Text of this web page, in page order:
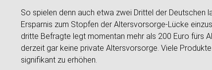
So spielen denn auch etwa zwei Drittel der Deutschen
Ersparnis zum Stopfen der Altersvorsorge-Lücke
dritte Befragte legt momentan mehr als 200 Euro fürs
derzeit gar keine private Altersvorsorge. Viele
signifikant zu erhöhen.